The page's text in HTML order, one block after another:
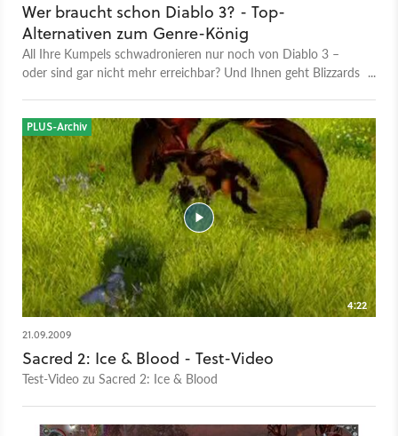
Wer braucht schon Diablo 3? - Top-
Alternativen zum Genre-König
All Ihre Kumpels schwadronieren nur noch von Diablo 3 –
oder sind gar nicht mehr erreichbar? Und Ihnen geht Blizzards
4:22
PLUS-Archiv
21.09.2009
Sacred 2: Ice & Blood - Test-Video
Test-Video zu Sacred 2: Ice & Blood